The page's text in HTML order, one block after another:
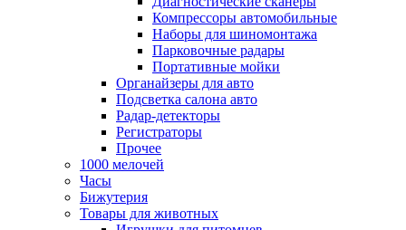
Компрессоры автомобильные
Наборы для шиномонтажа
Парковочные радары
Портативные мойки
Органайзеры для авто
Подсветка салона авто
Радар-детекторы
Регистраторы
Прочее
1000 мелочей
Часы
Бижутерия
Товары для животных